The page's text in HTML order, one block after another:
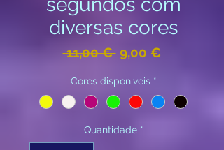
diversas cores
11,00 € Preço
9,00 €Preço
Cores disponiveis *
Quantidade *